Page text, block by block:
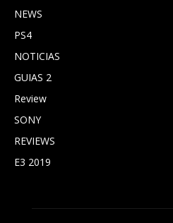
NEWS
PS4
NOTICIAS
GUIAS 2
Review
SONY
REVIEWS
E3 2019